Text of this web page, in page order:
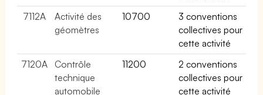
7112A
Activité des
géomètres
10700
3 conventions
collectives pour
cette activité
7120A
Contrôle
technique
automobile
11200
2 conventions
collectives pour
cette activité